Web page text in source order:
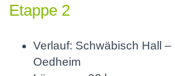
Etappe 2
Verlauf: Schwäbisch Hall
Oedheim